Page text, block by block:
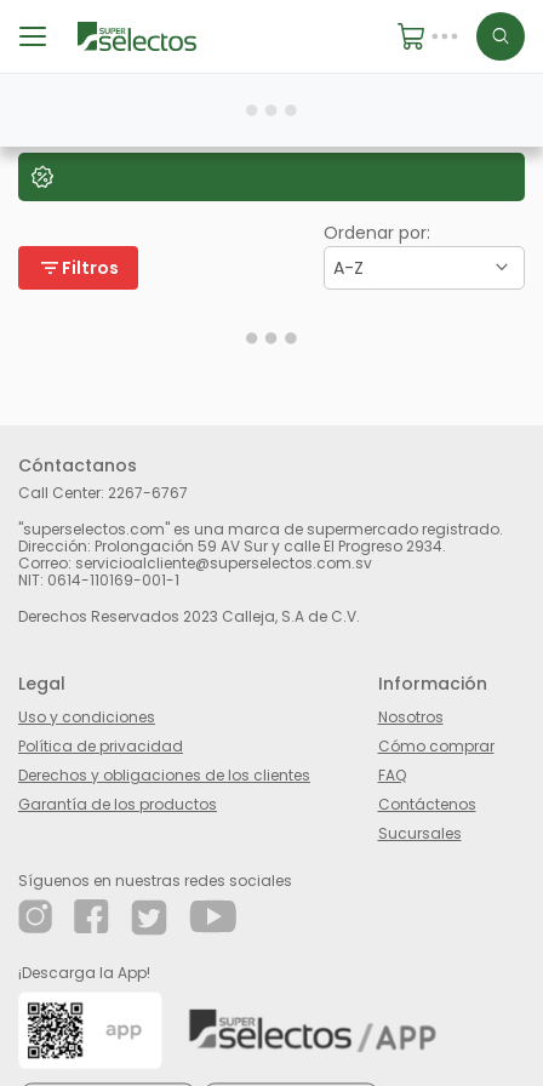
filter_list Filtros
Ordenar por:
A-Z
Cóntactanos
Call Center: 2267-6767
"superselectos.com" es una marca de supermercado registrado.
Dirección: Prolongación 59 AV Sur y calle El Progreso 2934.
Correo: servicioalcliente@superselectos.com.sv
NIT: 0614-110169-001-1
Derechos Reservados 2023 Calleja, S.A de C.V.
Legal
Uso y condiciones
Política de privacidad
Derechos y obligaciones de los clientes
Garantía de los productos
Información
Nosotros
Cómo comprar
FAQ
Contáctenos
Sucursales
Síguenos en nuestras redes sociales
¡Descarga la App!